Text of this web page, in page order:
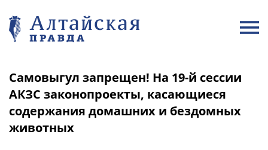
Самовыгул запрещен! На 19-й сессии
АКЗС законопроекты, касающиеся
содержания домашних и бездомных
животных